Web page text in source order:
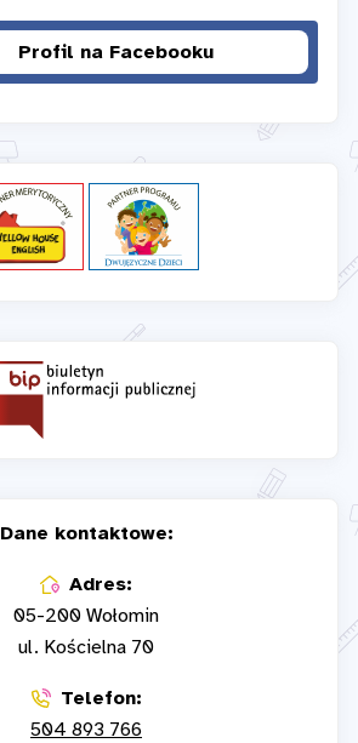
Profil na Facebooku
Dane kontaktowe:
Adres:
05-200 Wołomin
ul. Kościelna 70
Telefon:
504 893 766